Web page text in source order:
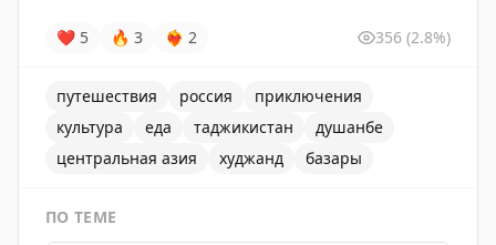
❤ 5 🔥 3 ❤‍🔥 2 356 (2.8%)
путешествия россия
приключения
культура
еда таджикистан
душанбе
центральная азия
худжанд базары
ПО ТЕМЕ